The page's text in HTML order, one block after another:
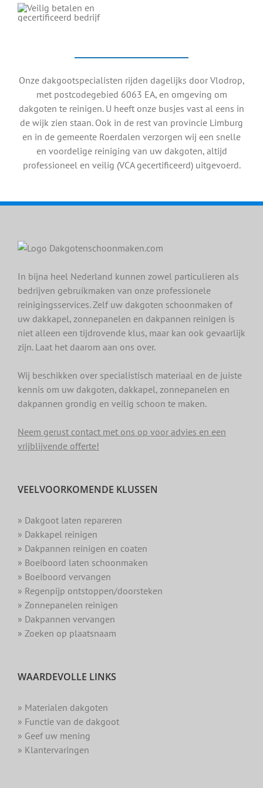
Onze dakgootspecialisten rijden dagelijks door Vlodrop,
met postcodegebied 6063 EA, en omgeving om
dakgoten te reinigen. U heeft onze busjes vast al eens in
de wijk zien staan. Ook in de rest van provincie Limburg
en in de gemeente Roerdalen verzorgen wij een snelle
en voordelige reiniging van uw dakgoten, altijd
professioneel en veilig (VCA gecertificeerd) uitgevoerd.
In bijna heel Nederland kunnen zowel particulieren als
bedrijven gebruikmaken van onze professionele
reinigingsservices. Zelf uw dakgoten schoonmaken of
uw dakkapel, zonnepanelen en dakpannen reinigen is
niet alleen een tijdrovende klus, maar kan ook gevaarlijk
zijn. Laat het daarom aan ons over.
Wij beschikken over specialistisch materiaal en de juiste
kennis om uw dakgoten, dakkapel, zonnepanelen en
dakpannen grondig en veilig schoon te maken.
Neem gerust contact met ons op voor advies en een
vrijblijvende offerte!
VEELVOORKOMENDE KLUSSEN
» Dakgoot laten repareren
» Dakkapel reinigen
» Dakpannen reinigen en coaten
» Boeiboord laten schoonmaken
» Boeiboord vervangen
» Regenpijp ontstoppen/doorsteken
» Zonnepanelen reinigen
» Dakpannen vervangen
» Zoeken op plaatsnaam
WAARDEVOLLE LINKS
» Materialen dakgoten
» Functie van de dakgoot
» Geef uw mening
» Klantervaringen